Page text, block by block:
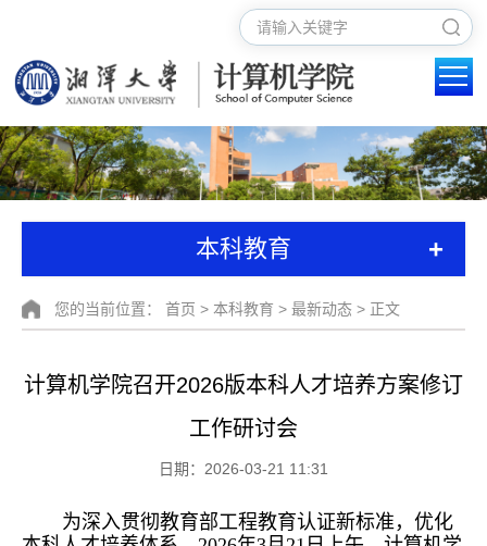
本科教育 +
您的当前位置： 首页 > 本科教育 > 最新动态 > 正文
计算机学院召开2026版本科人才培养方案修订
工作研讨会
日期：2026-03-21 11:31
为深入贯彻教育部工程教育认证新标准，优化